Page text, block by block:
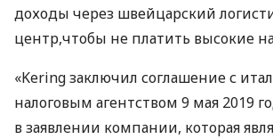
доходы через швейцарский
центр,чтобы не платить высокие
«Kering заключил соглашение с
налоговым агентством 9 мая 2019
в заявлении компании, которая